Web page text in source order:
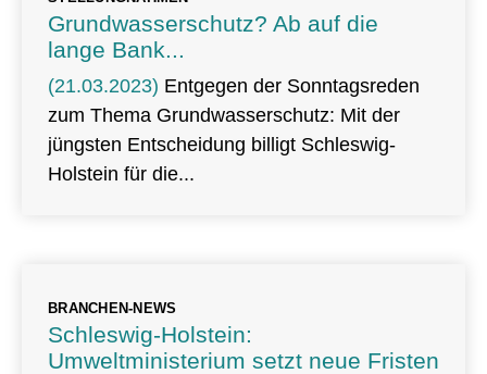
Grundwasserschutz? Ab auf die
lange Bank...
(21.03.2023) Entgegen der Sonntagsreden
zum Thema Grundwasserschutz: Mit der
jüngsten Entscheidung billigt Schleswig-
Holstein für die
BRANCHEN-NEWS
Schleswig-Holstein:
Umweltministerium setzt neue Fristen